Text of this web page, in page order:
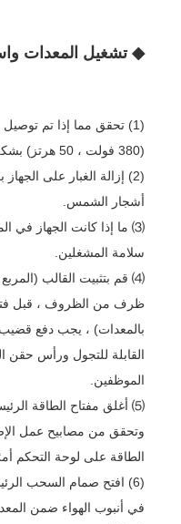
◆ تشغيل المعدات
(1) تحقق مما إذا تم
(380 فولت ، 50 هرتز) بشكل صحيح.
(2) إزالة الغبار على
أشجار الشمس.
⑶ ما إذا كانت الجهاز في
سلامة المشغلين.
⑷ قم بتثبيت القالب
ظرف من الظروف ، قبل فتح
بالمعدات) ، يجب دفع قضيب
القابلة للتجول ورأس حقن
الموظفين.
⑸ أغلق مفتاح الطاقة
وتحقق من مصابيح عمل
الطاقة على لوحة التحكم
(6) افتح صمام السحب